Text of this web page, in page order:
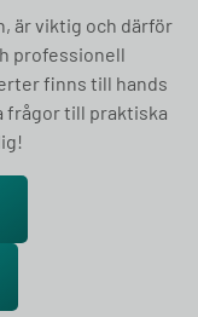
är viktig och därför
professionell
finns till hands
frågor till praktiska